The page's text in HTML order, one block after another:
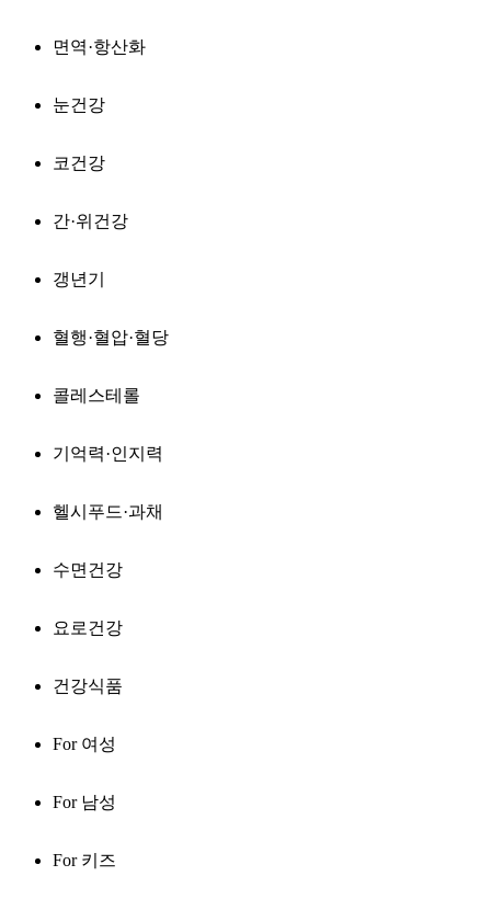
면역·항산화
눈건강
코건강
간·위건강
갱년기
혈행·혈압·혈당
콜레스테롤
기억력·인지력
헬시푸드·과채
수면건강
요로건강
건강식품
For 여성
For 남성
For 키즈